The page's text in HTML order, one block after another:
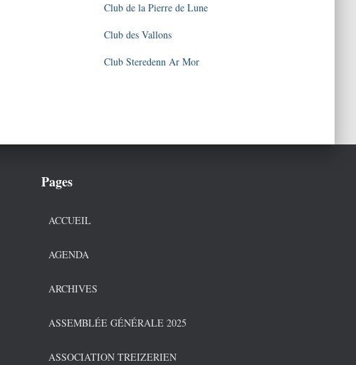
Club de la Pierre de Lune
Club des Vallons
Club Steredenn Ar Mor
Pages
ACCUEIL
AGENDA
ARCHIVES
ASSEMBLÉE GÉNÉRALE 2025
ASSOCIATION TREIZERIEN